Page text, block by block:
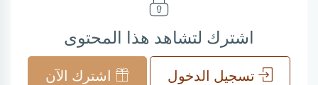
اشترك لتشاهد هذا المحتوى
تسجيل الدخول اشترك الآن